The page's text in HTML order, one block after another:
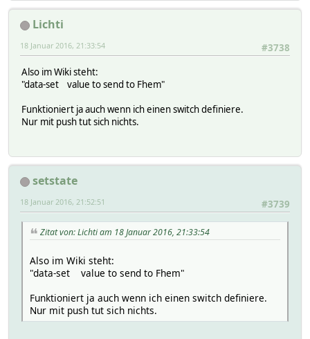
Lichti
#3738
18 Januar 2016, 21:33:54
Also im Wiki steht:
"data-set value to send to Fhem"
Funktioniert ja auch wenn ich einen switch definiere.
Nur mit push tut sich nichts.
setstate
#3739
18 Januar 2016, 21:52:51
Zitat von: Lichti am 18 Januar 2016, 21:33:54
Also im Wiki steht:
"data-set value to send to Fhem"
Funktioniert ja auch wenn ich einen switch definiere.
Nur mit push tut sich nichts.